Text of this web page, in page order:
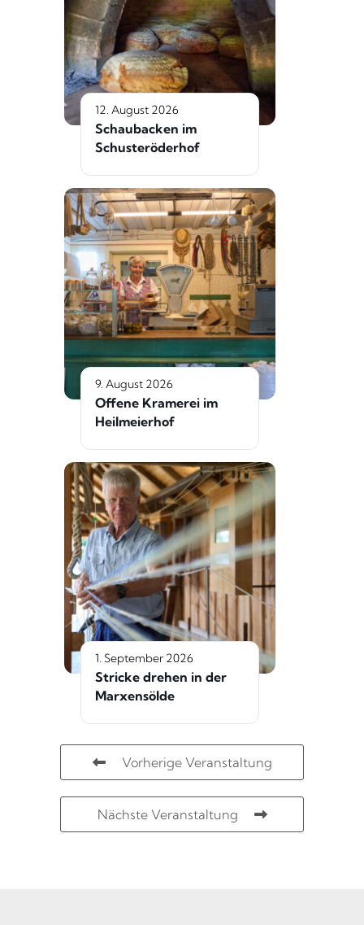
12. August 2026
Schaubacken im
Schusteröderhof
9. August 2026
Offene Kramerei im
Heilmeierhof
1. September 2026
Stricke drehen in der
Marxensölde
Vorherige Veranstaltung
Nächste Veranstaltung